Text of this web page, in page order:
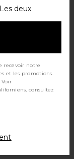
Les deux
recevoir notre
et les promotions.